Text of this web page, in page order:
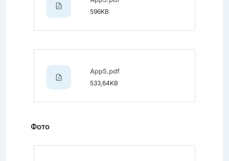
596KB
App5.pdf
533,64KB
Фото